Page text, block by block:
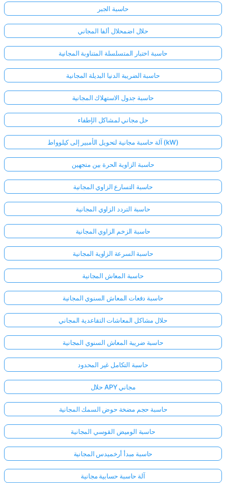
حاسبة الجبر
حلال اضمحلال ألفا المجاني
حاسبة اختبار المتسلسلة المتناوبة المجانية
حاسبة الضريبة الدنيا البديلة المجانية
حاسبة جدول الاستهلاك المجانية
حل مجاني لمشاكل الإطفاء
آلة حاسبة مجانية لتحويل الأمبير إلى كيلوواط (kW)
حاسبة الزاوية الحرة بين متجهين
حاسبة التسارع الزاوي المجانية
حاسبة التردد الزاوي المجانية
حاسبة الزخم الزاوي المجانية
حاسبة السرعة الزاوية المجانية
حاسبة المعاش المجانية
حاسبة دفعات المعاش السنوي المجانية
حلال مشاكل المعاشات التقاعدية المجاني
حاسبة ضريبة المعاش السنوي المجانية
حاسبة التكامل غير المحدود
حلال APY مجاني
حاسبة حجم مضخة حوض السمك المجانية
حاسبة الوميض القوسي المجانية
حاسبة مبدأ أرخميدس المجانية
آلة حاسبة حسابية مجانية